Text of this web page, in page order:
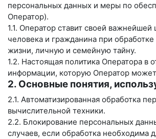
персональных данных и меры по
Оператор).
1.1. Оператор ставит своей
человека и гражданина при
жизни, личную и семейную тайну.
1.2. Настоящая политика Оператора в
информации, которую Оператор
2. Основные понятия,
2.1. Автоматизированная обработка
вычислительной техники.
2.2. Блокирование персональных
случаев, если обработка необходима